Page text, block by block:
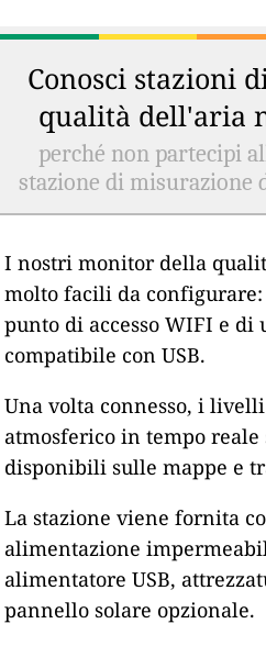
Conosci stazioni
qualità dell'aria
perché non partecipi
stazione di misurazione
I nostri monitor della
molto facili da
punto di accesso WIFI e di
compatibile con USB.
Una volta connesso, i
atmosferico in tempo
disponibili sulle mappe e
La stazione viene fornita
alimentazione
alimentatore USB,
pannello solare opzionale.